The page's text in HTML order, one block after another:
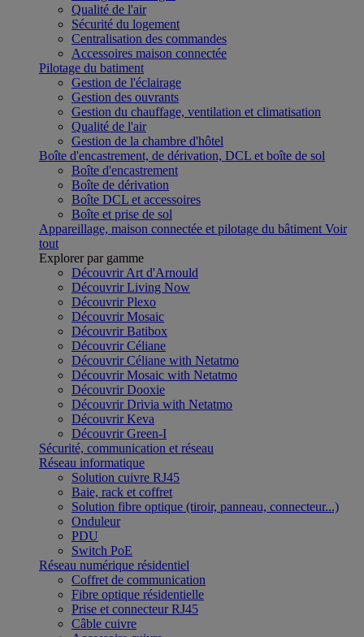
Qualité de l'air
Sécurité du logement
Centralisation des commandes
Accessoires maison connectée
Pilotage du batiment
Gestion de l'éclairage
Gestion des ouvrants
Gestion du chauffage, ventilation et climatisation
Qualité de l'air
Gestion de la chambre d'hôtel
Boîte d'encastrement, de dérivation, DCL et boîte de sol
Boîte d'encastrement
Boîte de dérivation
Boîte DCL et accessoires
Boîte et prise de sol
Appareillage, maison connectée et pilotage du bâtiment Voir
tout
Explorer par gamme
Découvrir Art d'Arnould
Découvrir Living Now
Découvrir Plexo
Découvrir Mosaic
Découvrir Batibox
Découvrir Céliane
Découvrir Céliane with Netatmo
Découvrir Mosaic with Netatmo
Découvrir Dooxie
Découvrir Drivia with Netatmo
Découvrir Keva
Découvrir Green-I
Sécurité, communication et réseau
Réseau informatique
Solution cuivre RJ45
Baie, rack et coffret
Solution fibre optique (tiroir, panneau, connecteur...)
Onduleur
PDU
Switch PoE
Réseau numérique résidentiel
Coffret de communication
Fibre optique résidentielle
Prise et connecteur RJ45
Câble cuivre